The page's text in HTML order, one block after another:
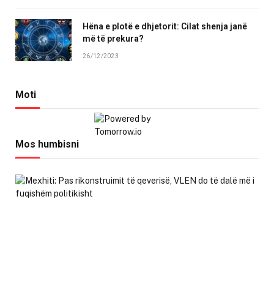
Hëna e plotë e dhjetorit: Cilat shenja janë
më të prekura?
26/12/2023
Moti
Mos humbisni